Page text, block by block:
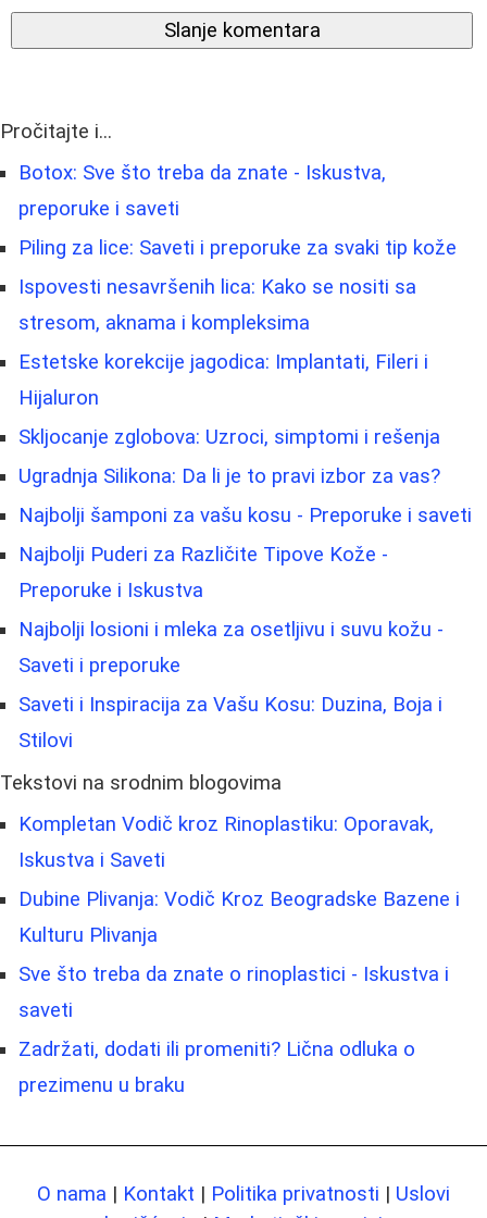
Slanje komentara
Pročitajte i...
Botox: Sve što treba da znate - Iskustva,
preporuke i saveti
Piling za lice: Saveti i preporuke za svaki tip kože
Ispovesti nesavršenih lica: Kako se nositi sa
stresom, aknama i kompleksima
Estetske korekcije jagodica: Implantati, Fileri i
Hijaluron
Skljocanje zglobova: Uzroci, simptomi i rešenja
Ugradnja Silikona: Da li je to pravi izbor za vas?
Najbolji šamponi za vašu kosu - Preporuke i saveti
Najbolji Puderi za Različite Tipove Kože -
Preporuke i Iskustva
Najbolji losioni i mleka za osetljivu i suvu kožu -
Saveti i preporuke
Saveti i Inspiracija za Vašu Kosu: Duzina, Boja i
Stilovi
Tekstovi na srodnim blogovima
Kompletan Vodič kroz Rinoplastiku: Oporavak,
Iskustva i Saveti
Dubine Plivanja: Vodič Kroz Beogradske Bazene i
Kulturu Plivanja
Sve što treba da znate o rinoplastici - Iskustva i
saveti
Zadržati, dodati ili promeniti? Lična odluka o
prezimenu u braku
O nama | Kontakt | Politika privatnosti | Uslovi